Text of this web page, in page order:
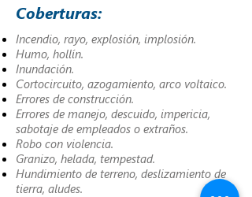
Coberturas:
Incendio, rayo, explosión, implosión.
Humo, hollín.
Inundación.
Cortocircuito, azogamiento, arco voltaico.
Errores de construcción.
Errores de manejo, descuido, impericia,
sabotaje de empleados o extraños.
Robo con violencia.
Granizo, helada, tempestad.
Hundimiento de terreno, deslizamiento de
tierra, aludes.